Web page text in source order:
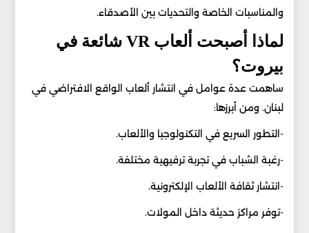
والمناسبات الخاصة والتحديات بين الأصدقاء.
لماذا أصبحت ألعاب VR شائعة في
بيروت؟
ساهمت عدة عوامل في انتشار ألعاب الواقع الافتراضي في
لبنان. ومن أبرزها:
-التطور السريع في التكنولوجيا والألعاب.
-رغبة الشباب في تجربة ترفيهية مختلفة.
-انتشار ثقافة الألعاب الإلكترونية.
-توفر مراكز حديثة داخل المولات.